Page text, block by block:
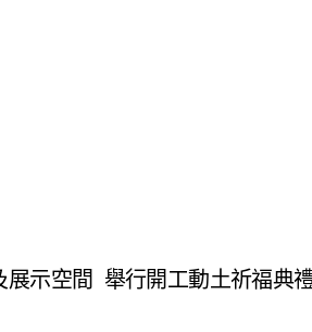
展示空間 舉行開工動土祈福典